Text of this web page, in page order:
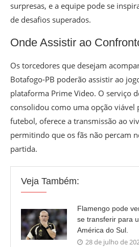
surpresas, e a equipe pode se
de desafios superados.
Onde Assistir ao
Os torcedores que desejam
Botafogo-PB poderão assistir ao
plataforma Prime Video. O serviço
consolidou como uma opção viável
futebol, oferece a transmissão ao
permitindo que os fãs não percam
partida.
Veja Também:
Flamengo pode
se transferir para
América do Sul.
28 de julho de